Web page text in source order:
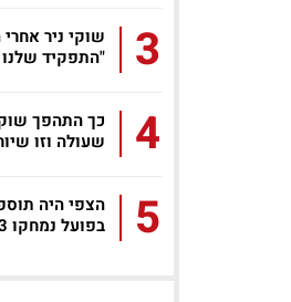
3
שוקי ניר
"התפקיד שלנו
4
כך התהפך
שעולה וזו
5
בפועל נמחקו 23 אלף: שוק...